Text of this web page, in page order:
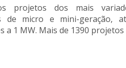
projetos dos mais
de micro e mini-geração,
a 1 MW. Mais de 1390